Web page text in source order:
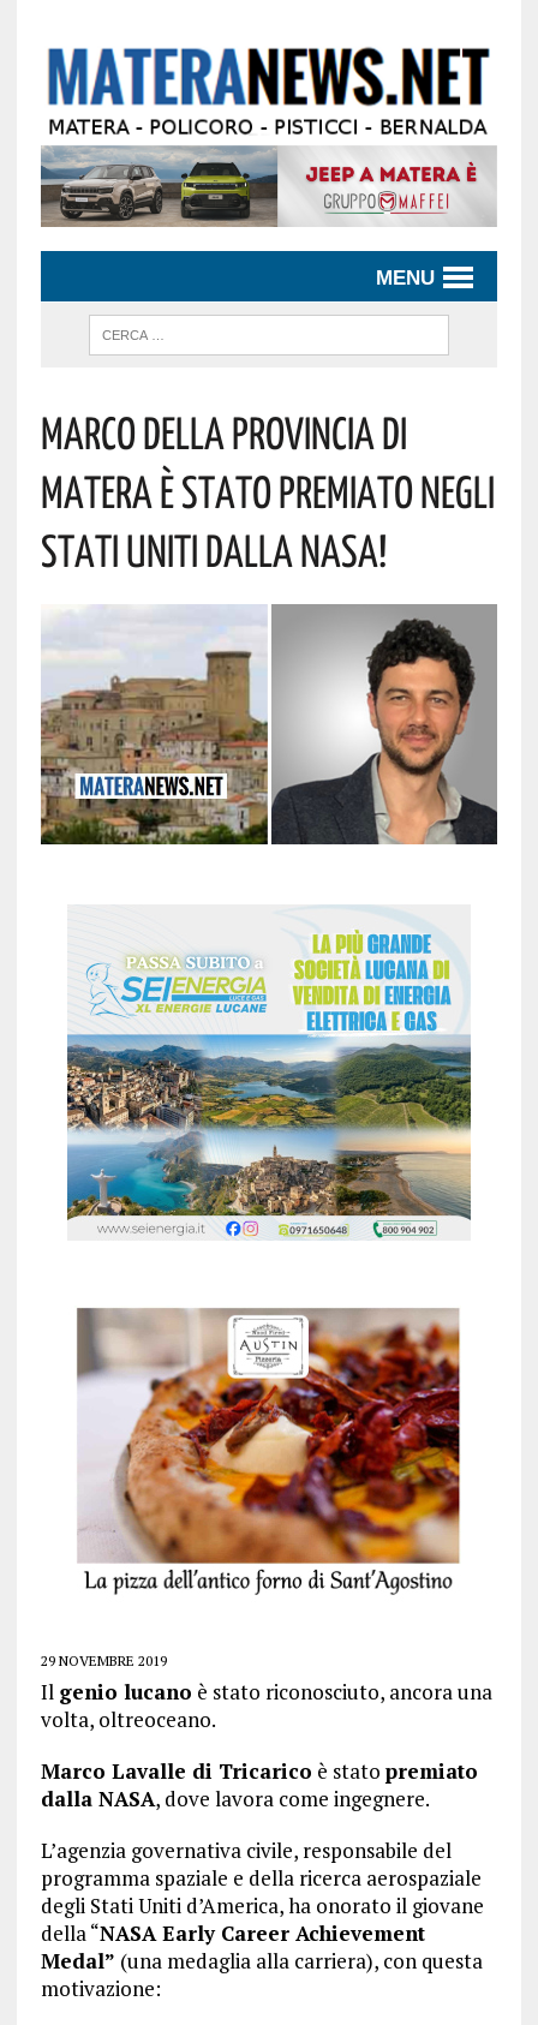
MENU
Marco Della Provincia Di
Matera È Stato Premiato Negli
Stati Uniti Dalla NASA!
29 NOVEMBRE 2019
Il genio lucano è stato riconosciuto, ancora una
volta, oltreoceano.
Marco Lavalle di Tricarico è stato premiato
dalla NASA, dove lavora come ingegnere.
L’agenzia governativa civile, responsabile del
programma spaziale e della ricerca aerospaziale
degli Stati Uniti d’America, ha onorato il giovane
della“NASA Early Career Achievement
Medal” (una medaglia alla carriera), con questa
motivazione: